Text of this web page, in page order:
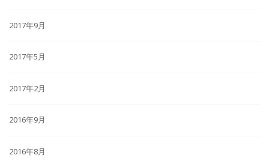
2017年9月
2017年5月
2017年2月
2016年9月
2016年8月